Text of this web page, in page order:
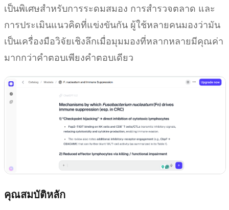
เป็นพิเศษสำหรับการระดมสมอง การสำรวจตลาด และ
การประเมินแนวคิดที่แข่งขันกัน ผู้ใช้หลายคนมองว่ามัน
เป็นเครื่องมือวิจัยเชิงลึกเมื่อมุมมองที่หลากหลายมีคุณค่า
มากกว่าคำตอบเพียงคำตอบเดียว
คุณสมบัติหลัก